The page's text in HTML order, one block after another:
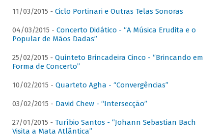
11/03/2015 - Ciclo Portinari e Outras Telas Sonoras
04/03/2015 - Concerto Didático - “A Música Erudita e o
Popular de Mãos Dadas”
25/02/2015 - Quinteto Brincadeira Cinco - “Brincando em
Forma de Concerto”
10/02/2015 - Quarteto Agha - “Convergências”
03/02/2015 - David Chew - “Intersecção”
27/01/2015 - Turíbio Santos - “Johann Sebastian Bach
Visita a Mata Atlântica”